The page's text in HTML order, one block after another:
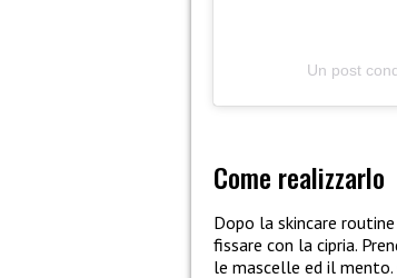
Un post
Come realizzarlo
Dopo la skincare
fissare con la cipria.
le mascelle ed il